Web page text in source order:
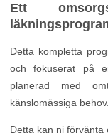
Ett
Detta kompletta
och fokuserat på
planerad med
känslomässiga behov.
Detta kan ni förvänta